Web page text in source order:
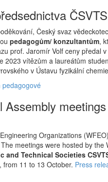
ČSVTS
Český svaz
pedagogům/ konzultantům,
prof. Jaromír Volf ceny předal
2023 vítězům a laureátům
v Ústavu fyzikální
Organizations
meetings were hosted by
Technical Societies
from 11 to 13 October. Press